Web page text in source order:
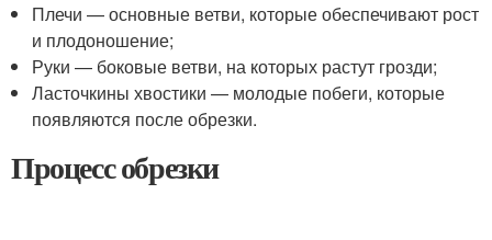
Плечи — основные ветви, которые обеспечивают рост
и плодоношение;
Руки — боковые ветви, на которых растут грозди;
Ласточкины хвостики — молодые побеги, которые
появляются после обрезки.
Процесс обрезки